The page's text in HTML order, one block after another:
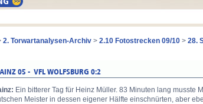
2. Torwartanalysen-Archiv > 2.10 Fotostrecken 09/10 > 28.
Ein bitterer Tag für Heinz Müller. 83 Minuten lang musste
Meister in dessen eigener Hälfte einschnürten, aber